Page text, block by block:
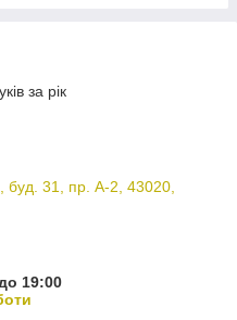
за рік
буд. 31, пр. А-2, 43020,
19:00